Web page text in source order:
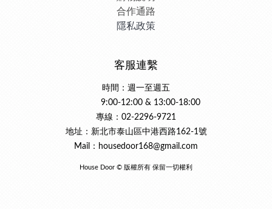
合作通路
隱私政策
客服連繫
時間：週一至週五
9:00-12:00 & 13:00-18:00
專線：02-2296-9721
地址：新北市泰山區中港西路162-1號
Mail：housedoor168@gmail.com
House Door © 版權所有 保留一切權利